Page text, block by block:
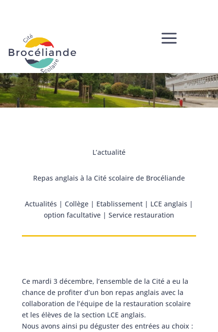
a
L’actualité
Repas anglais à la Cité scolaire de Brocéliande
Actualités | Collège| Etablissement| LCE anglais |
option facultative| Service restauration
Ce mardi 3 décembre, l’ensemble de la Cité a eu la
chance de profiter d’un bon repas anglais avec la
collaboration de l’équipe de la restauration scolaire
et les élèves de la section LCE anglais.
Nous avons ainsi pu déguster des entrées au choix :